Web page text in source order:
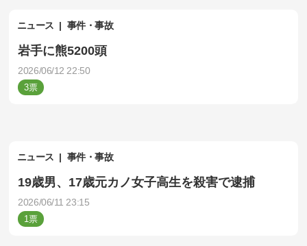
ニュース 事件・事故
岩手に熊5200頭
2026/06/12 22:50
3
ニュース 事件・事故
19歳男、17歳元カノ女子高生を殺害で逮捕
2026/06/11 23:15
1